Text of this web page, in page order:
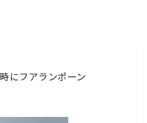
にフアランポーン